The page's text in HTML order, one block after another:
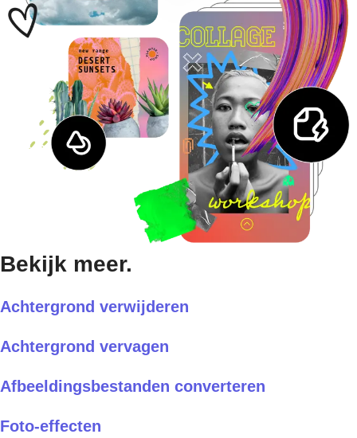
Bekijk meer.
Achtergrond verwijderen
Achtergrond vervagen
Afbeeldingsbestanden converteren
Foto-effecten